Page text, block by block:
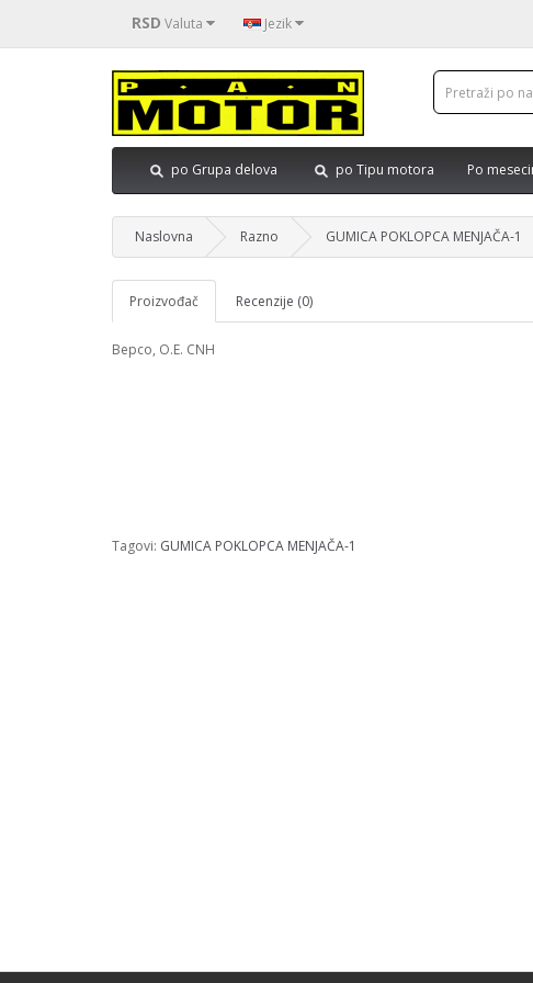
RSD Valuta Jezik
po Grupa delova po Tipu motora Po
Naslovna Razno GUMICA POKLOPCA MENJAČA-1
Proizvođač Recenzije (0)
Bepco, O.E. CNH
Tagovi: GUMICA POKLOPCA MENJAČA-1